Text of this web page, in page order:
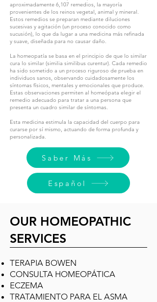
aproximadamente 6,107 remedios, la mayoría
provenientes de los reinos vegetal, animal y mineral.
Estos remedios se preparan mediante diluciones
sucesivas y agitación (un proceso conocido como
sucusión), lo que da lugar a una medicina más refinada
y suave, diseñada para no causar daño.
La homeopatía se basa en el principio de que lo similar
cura lo similar (similia similibus curentur). Cada remedio
ha sido sometido a un proceso riguroso de prueba en
individuos sanos, observando cuidadosamente los
síntomas físicos, mentales y emocionales que produce.
Estas observaciones permiten al homeópata elegir el
remedio adecuado para tratar a una persona que
presenta un cuadro similar de síntomas.
Esta medicina estimula la capacidad del cuerpo para
curarse por sí mismo, actuando de forma profunda y
personalizada.
Saber Más
Español
OUR HOMEOPATHIC
SERVICES
TERAPIA BOWEN
CONSULTA HOMEOPÁTICA
ECZEMA
TRATAMIENTO PARA EL ASMA